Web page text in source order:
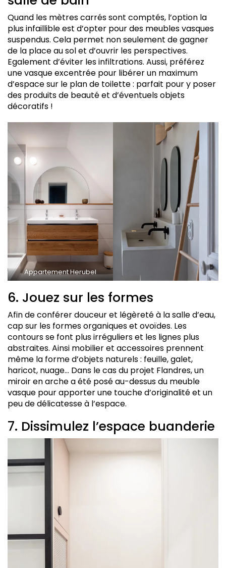
Quand les mètres carrés sont comptés, l’option la
plus infaillible est d’opter pour des meubles vasques
suspendus. Cela permet non seulement de gagner
de la place au sol et d’ouvrir les perspectives.
Egalement d’éviter les infiltrations. Aussi, préférez
une vasque excentrée pour libérer un maximum
d’espace sur le plan de toilette : parfait pour y poser
des produits de beauté et d’éventuels objets
décoratifs !
Appartement Herubel
6. Jouez sur les formes
Afin de conférer douceur et légèreté à la salle d’eau,
cap sur les formes organiques et ovoïdes. Les
contours se font plus irréguliers et les lignes plus
abstraites. Ainsi mobilier et accessoires prennent
même la forme d’objets naturels : feuille, galet,
haricot, nuage… Dans le cas du projet Flandres, un
miroir en arche a été posé au-dessus du meuble
vasque pour apporter une touche d’originalité et un
peu de délicatesse à l’espace.
7. Dissimulez l’espace buanderie